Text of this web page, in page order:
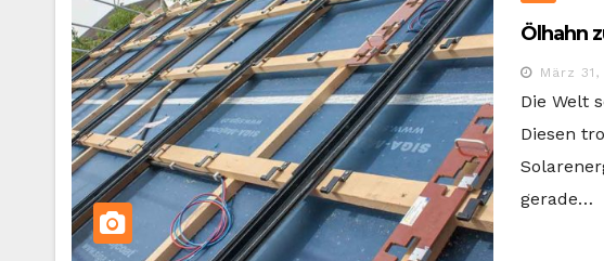
Ölhahn
März
Die Welt
Diesen
gerade…